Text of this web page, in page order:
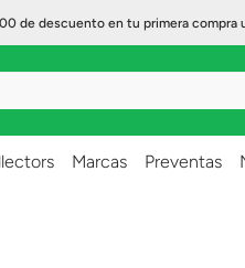
de descuento en tu primera compra
Marcas Preventas